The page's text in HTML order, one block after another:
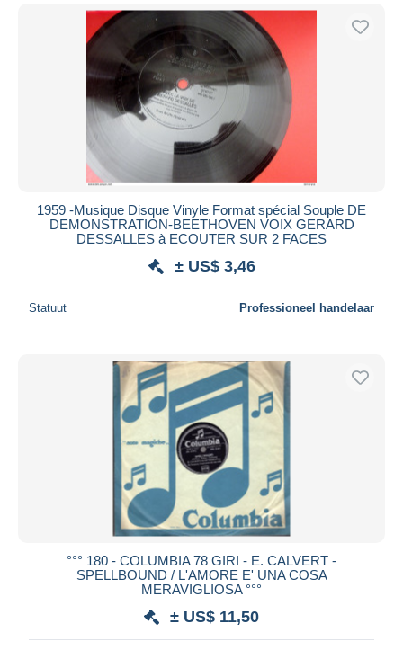
1959 -Musique Disque Vinyle Format spécial Souple DE
DEMONSTRATION-BEETHOVEN VOIX GERARD
DESSALLES à ECOUTER SUR 2 FACES
± US$ 3,46
Statuut Professioneel handelaar
°°° 180 - COLUMBIA 78 GIRI - E. CALVERT -
SPELLBOUND / L'AMORE E' UNA COSA
MERAVIGLIOSA °°°
± US$ 11,50